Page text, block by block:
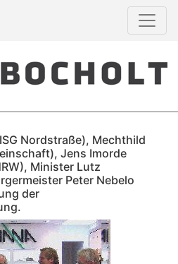
Nordstraße), Mechthild
Jens Imorde
Minister Lutz
Peter Nebelo
der